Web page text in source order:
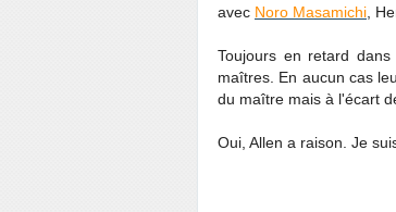
avec Noro Masamichi ,
Toujours en retard
maîtres. En aucun cas
du maître mais à l'écart
Oui, Allen a raison. Je